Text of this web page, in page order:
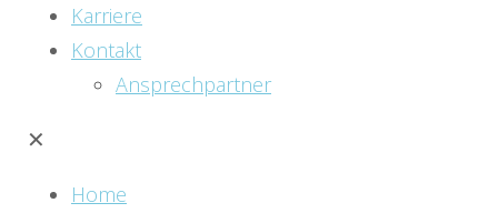
Karriere
Kontakt
Ansprechpartner
✕
Home